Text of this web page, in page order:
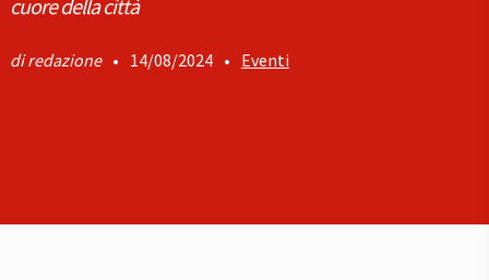
cuore della città
redazione • 14/08/2024 • Eventi